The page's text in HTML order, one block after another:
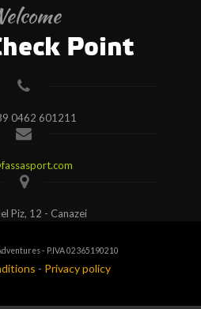
Point
0462 601211
Piz, 12 - Canazei
- P.IVA 02365190210
- Privacy policy